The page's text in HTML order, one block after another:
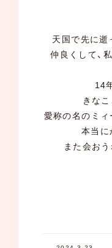
天国で先に逝
仲良くして、
14
きな
愛称の名のミィ
本当に
また会おう